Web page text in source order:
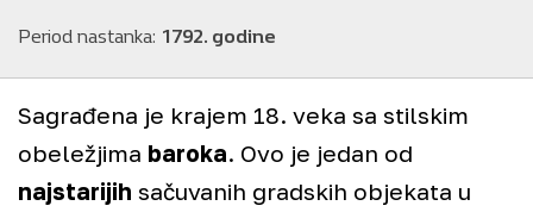
Period nastanka: 1792. godine
Sagrađena je krajem 18. veka sa stilskim
obeležjima baroka. Ovo je jedan od
najstarijih sačuvanih gradskih objekata u